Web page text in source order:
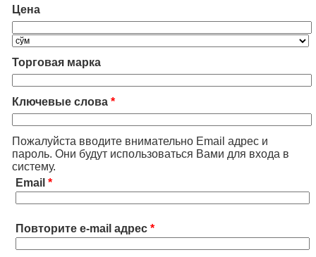
Цена
Торговая марка
Ключевые слова *
Пожалуйста вводите внимательно Email адрес и
пароль. Они будут использоваться Вами для входа в
систему.
Email *
Повторите e-mail адрес *